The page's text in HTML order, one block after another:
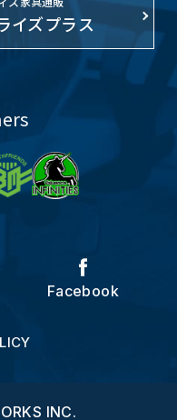
イズプラス
Facebook
INC.